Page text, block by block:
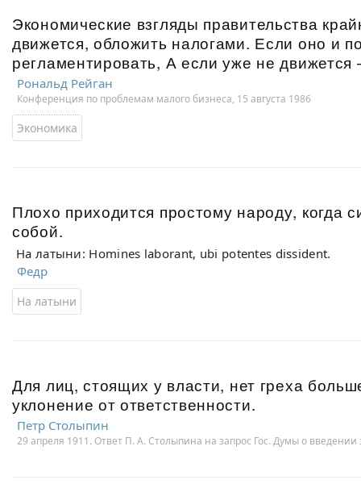
Экономические взгляды правительства
движется, обложить налогами. Если оно и
регламентировать, А если уже не
Рональд Рейган
Конференция по проблемам малого бизнеса, 15 августа 1986
Экономика
Плохо приходится простому народу, когда
собой.
На латыни: Homines laborant, ubi potentes dissident.
Федр
На латыни
Для лиц, стоящих у власти, нет греха
уклонение от ответственности.
Петр Столыпин
29 апреля 1911. Ответ П. А. Столыпина на запрос Гос. Думы о введении